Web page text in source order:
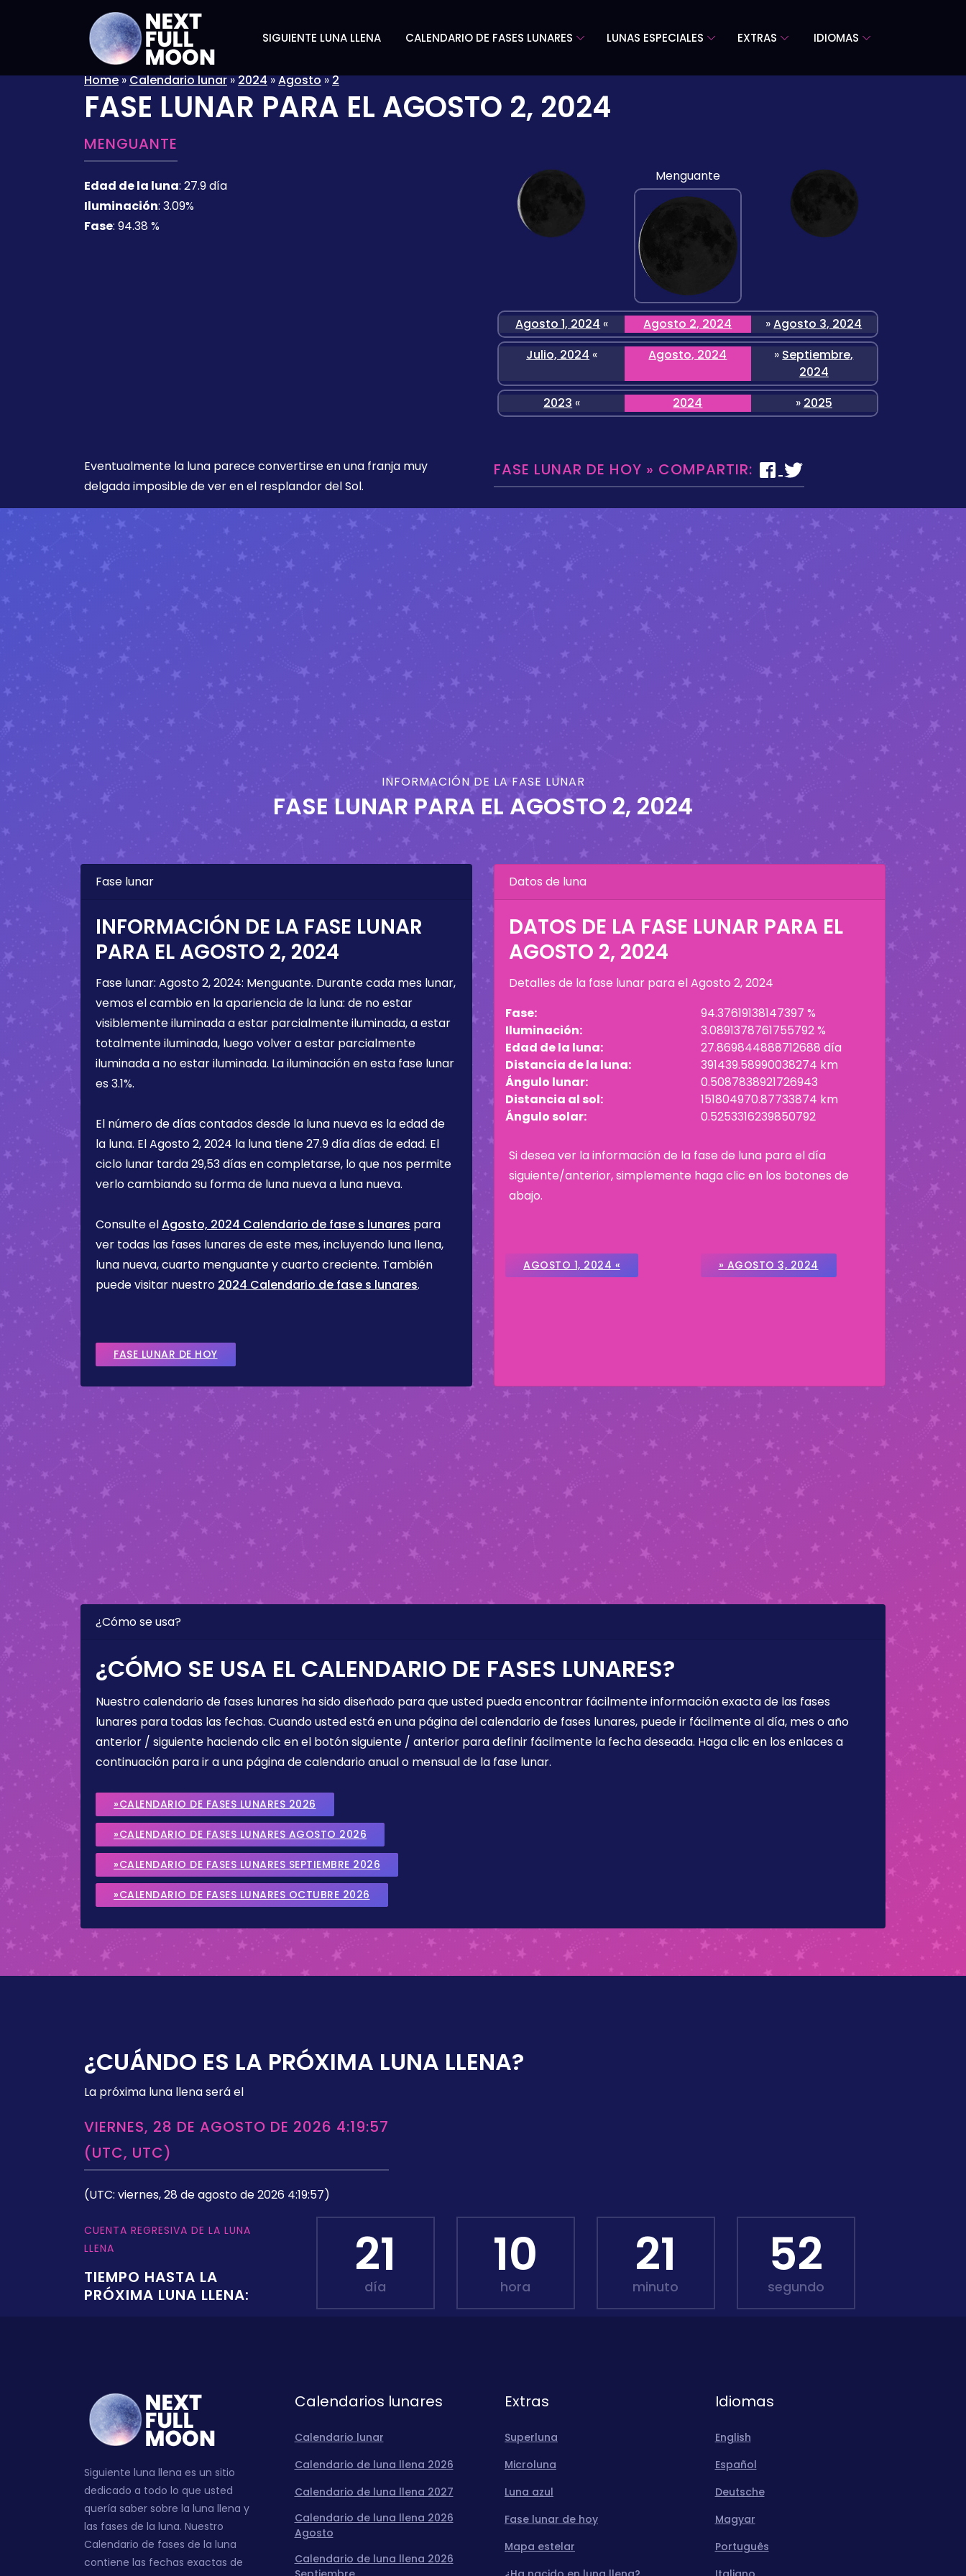
SIGUIENTE LUNA LLENA CALENDARIO DE FASES LUNARES LUNAS ESPECIALES EXTRAS IDIOMAS
Home»Calendario lunar»2024»Agosto»2
FASE LUNAR PARA EL AGOSTO 2, 2024
MENGUANTE
Edad de la luna: 27.9 día
Iluminación: 3.09%
Fase: 94.38 %
Menguante
Agosto 1, 2024 « Agosto 2, 2024 »Agosto 3, 2024
Julio, 2024 « Agosto, 2024 » Septiembre,
2024
2023 « 2024 » 2025
Eventualmente la luna parece convertirse en una franja muy
delgada imposible de ver en el resplandor del Sol.
FASE LUNAR DE HOY » COMPARTIR:
INFORMACIÓN DE LA FASE LUNAR
FASE LUNAR PARA ELAGOSTO 2, 2024
Fase lunar
INFORMACIÓN DE LA FASE LUNAR
PARA EL AGOSTO 2, 2024
Fase lunar: Agosto 2, 2024: Menguante. Durante cada mes lunar,
vemos el cambio en la apariencia de la luna: de no estar
visiblemente iluminada a estar parcialmente iluminada, a estar
totalmente iluminada, luego volver a estar parcialmente
iluminada a no estar iluminada. La iluminación en esta fase lunar
es 3.1%.
El número de días contados desde la luna nueva es la edad de
la luna. ElAgosto 2, 2024 la luna tiene27.9 díadías de edad. El
ciclo lunar tarda 29,53 días en completarse, lo que nos permite
verlo cambiando su forma de luna nueva a luna nueva.
Consulte elAgosto, 2024 Calendario de fase s lunares para
ver todas las fases lunares de este mes, incluyendo luna llena,
luna nueva, cuarto menguante y cuarto creciente. También
puede visitar nuestro 2024 Calendario de fase s lunares.
FASE LUNAR DE HOY
Datos de luna
DATOS DE LA FASE LUNAR PARA EL
AGOSTO 2, 2024
Detalles de la fase lunar para elAgosto 2, 2024
Fase:
94.37619138147397 %
Iluminación:
3.0891378761755792 %
Edad de la luna:
27.869844888712688 día
Distancia de la luna:
391439.58990038274 km
Ángulo lunar:
0.5087838921726943
Distancia al sol:
151804970.87733874 km
Ángulo solar:
0.5253316239850792
Si desea ver la información de la fase de luna para el día
siguiente/anterior, simplemente haga clic en los botones de
abajo.
AGOSTO 1, 2024 « » AGOSTO 3, 2024
¿Cómo se usa?
¿CÓMO SE USA EL CALENDARIO DE FASES LUNARES?
Nuestro calendario de fases lunares ha sido diseñado para que usted pueda encontrar fácilmente información exacta de las fases
lunares para todas las fechas. Cuando usted está en una página del calendario de fases lunares, puede ir fácilmente al día, mes o año
anterior / siguiente haciendo clic en el botón siguiente / anterior para definir fácilmente la fecha deseada. Haga clic en los enlaces a
continuación para ir a una página de calendario anual o mensual de la fase lunar.
»CALENDARIO DE FASES LUNARES 2026
»CALENDARIO DE FASES LUNARES AGOSTO 2026
»CALENDARIO DE FASES LUNARES SEPTIEMBRE 2026
»CALENDARIO DE FASES LUNARES OCTUBRE 2026
¿CUÁNDO ES LA PRÓXIMA LUNA LLENA?
La próxima luna llena será el
VIERNES, 28 DE AGOSTO DE 2026 4:19:57
(UTC, UTC)
(UTC: viernes, 28 de agosto de 2026 4:19:57)
CUENTA REGRESIVA DE LA LUNA
LLENA
TIEMPO HASTA LA
PRÓXIMA LUNA LLENA:
21
día
10
hora
21
minuto
51
segundo
Siguiente luna llena es un sitio
dedicado a todo lo que usted
quería saber sobre la luna llena y
las fases de la luna. Nuestro
Calendario de fases de la luna
contiene las fechas exactas de
Calendarios lunares
Calendario lunar
Calendario de luna llena 2026
Calendario de luna llena 2027
Calendario de luna llena 2026
Agosto
Calendario de luna llena 2026
Extras
Superluna
Microluna
Luna azul
Fase lunar de hoy
Mapa estelar
Idiomas
English
Español
Deutsche
Magyar
Português